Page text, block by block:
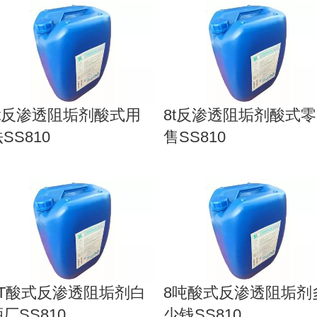
渗透阻垢剂酸式用
SS810
8t反渗透阻垢剂酸式零
售SS810
酸式反渗透阻垢剂白
8吨酸式反渗透阻垢剂